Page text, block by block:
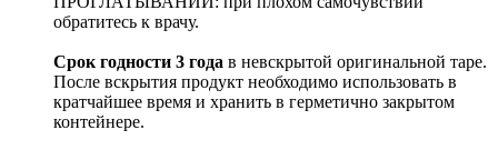
обратитесь к врачу.
Срок годности 3 года в невскрытой оригинальной таре.
После вскрытия продукт необходимо использовать в
кратчайшее время и хранить в герметично закрытом
контейнере.